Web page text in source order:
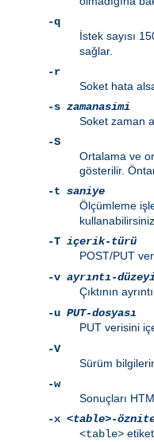
-q
İstek sayısı
sağlar.
-r
Soket hata
-s zamanasimi
Soket zaman
-S
Ortalama ve
gösterilir.
-t saniye
Ölçümleme
-T içerik-türü
POST/PUT
-v ayrıntı-
Çıktının
-u PUT-dosyası
PUT verisini
-V
Sürüm
-w
Sonuçları
-x <table>-
<table>